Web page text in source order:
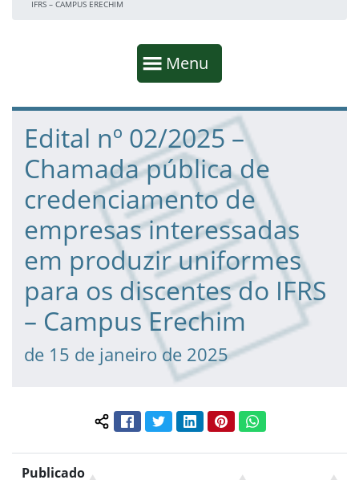
IFRS – CAMPUS ERECHIM
Mostrar
Menu
Fim da navegação
Início do conteúdo
Edital nº 02/2025 –
Chamada pública de
credenciamento de
empresas interessadas
em produzir uniformes
para os discentes do IFRS
– Campus Erechim
de 15 de janeiro de 2025
Compartilhar conteúdo:
FacebookTwitterLinkedInPinterestWhatsApp
Publicado